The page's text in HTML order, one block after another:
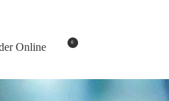
Online 0